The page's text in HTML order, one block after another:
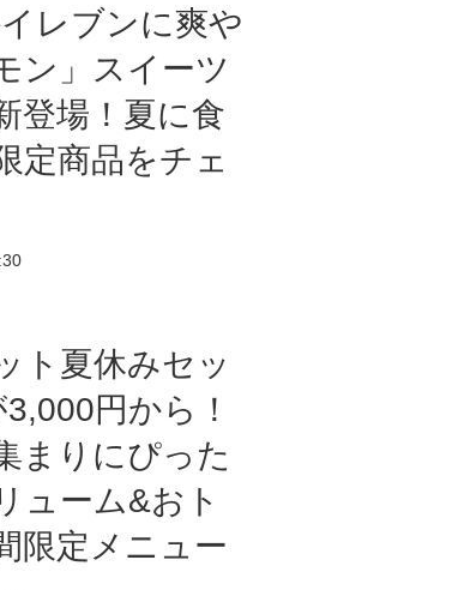
レブンに爽や
ン」スイーツ
登場！夏に食
定商品をチェ
ト夏休みセッ
3,000円から！
まりにぴった
ューム&おト
限定メニュー